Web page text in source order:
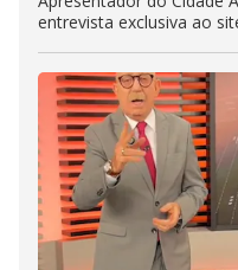
entrevista exclusiva ao